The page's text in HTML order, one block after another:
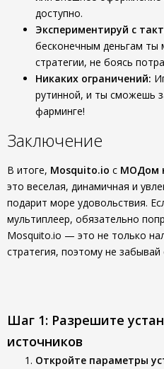
доступно.
Экспериментируй с
бесконечным деньгам
стратегии, не боясь
Никаких ограничений:
рутинной, и ты сможешь
фарминге!
Заключение
В итоге, Mosquito.io с МОДом
это веселая, динамичная и
подарит море удовольствия.
мультиплеер, обязательно
Mosquito.io — это не только
стратегия, поэтому не
Шаг 1: Разрешите
источников
Откройте параметры